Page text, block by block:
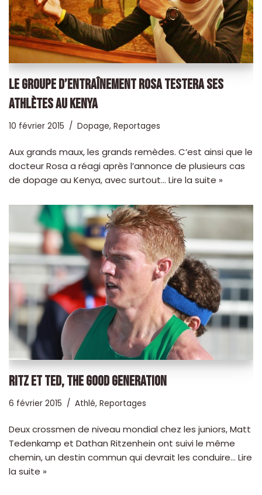
LE GROUPE D’ENTRAÎNEMENT ROSA TESTERA SES
ATHLÈTES AU KENYA
10 février 2015 Dopage, Reportages
Aux grands maux, les grands remèdes. C’est ainsi que le
docteur Rosa a réagi après l’annonce de plusieurs cas
de dopage au Kenya, avec surtout… Lire la suite »
RITZ ET TED, THE GOOD GENERATION
6 février 2015 Athlé, Reportages
Deux crossmen de niveau mondial chez les juniors, Matt
Tedenkamp et Dathan Ritzenhein ont suivi le même
chemin, un destin commun qui devrait les conduire… Lire
la suite »